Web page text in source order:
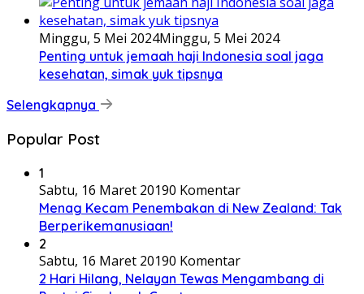
Minggu, 5 Mei 2024Minggu, 5 Mei 2024
Penting untuk jemaah haji Indonesia soal jaga
kesehatan, simak yuk tipsnya
Selengkapnya
Popular Post
1
Sabtu, 16 Maret 20190 Komentar
Menag Kecam Penembakan di New Zealand: Tak
Berperikemanusiaan!
2
Sabtu, 16 Maret 20190 Komentar
2 Hari Hilang, Nelayan Tewas Mengambang di